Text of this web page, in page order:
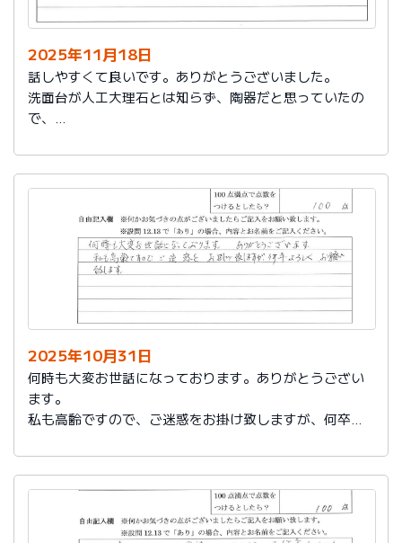
2025年11月18日
話しやすくて良いです。ありがとうございました。
洗面台が人工大理石とは知らず、陶器だと思っていたの
で、
2025年10月31日
何時も大変お世話になっております。ありがとうござい
ます。
私も高齢ですので、ご迷惑をお掛け致しますが、何卒よ